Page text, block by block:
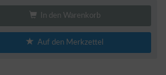
In den Warenkorb
Auf den Merkzettel